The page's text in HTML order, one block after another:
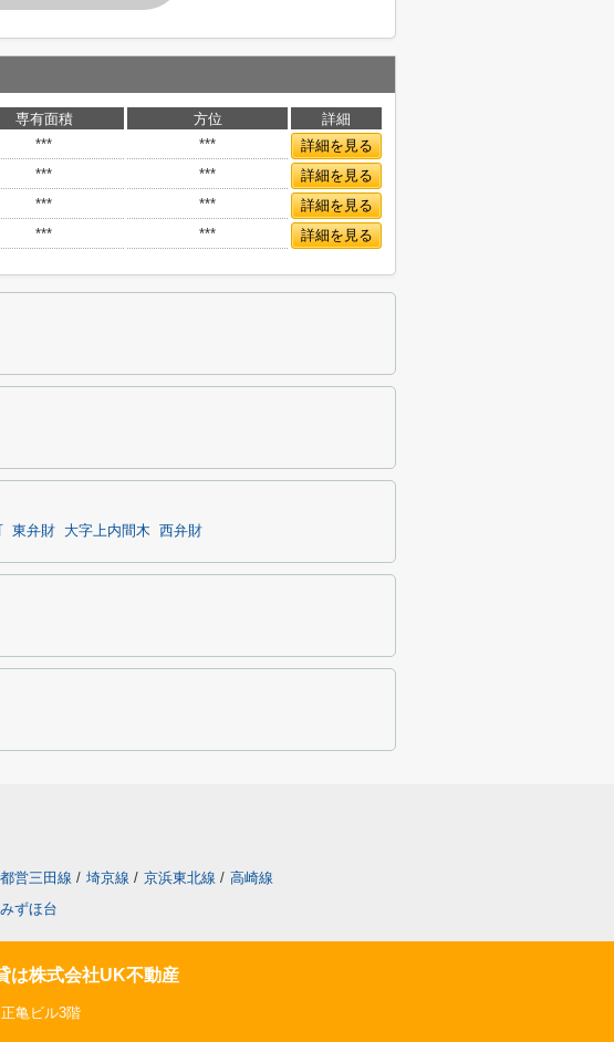
専有面積 方位
詳細
*** ***
詳細を見る
*** ***
詳細を見る
*** ***
詳細を見る
*** *** 詳細を見る
東弁財 大字上内間木 西弁財
都営三田線 / 埼京線 / 京浜東北線 / 高崎線
みずほ台
は株式会社UK不動産
亀ビル3階